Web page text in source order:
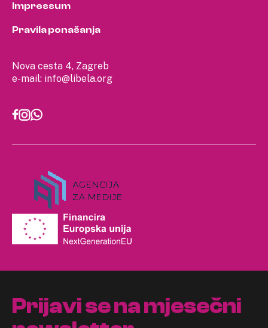
Nova cesta 4, Zagreb
e-mail: info@libela.org
Impressum
Pravila ponašanja
Prijavi se na mjesečni